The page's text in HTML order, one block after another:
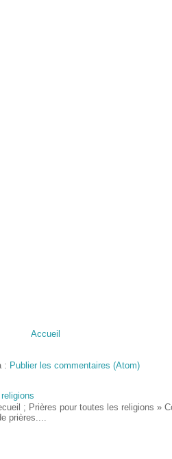
Accueil
: Publier les commentaires (Atom)
; Prières pour toutes les religions »
prières....